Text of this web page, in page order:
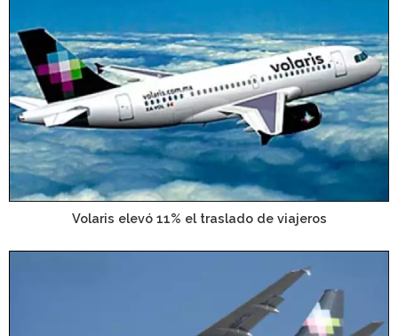
Volaris elevó 11% el traslado de viajeros